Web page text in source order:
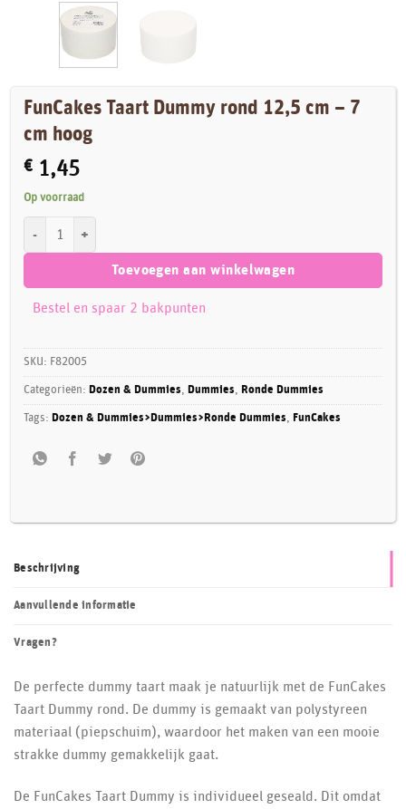
FunCakes Taart Dummy rond 12,5 cm – 7
cm hoog
€ 1,45
Op voorraad
Toevoegen aan winkelwagen
Bestel en spaar 2 bakpunten
SKU: F82005
Categorieën: Dozen & Dummies, Dummies, Ronde Dummies
Tags: Dozen & Dummies>Dummies>Ronde Dummies, FunCakes
Beschrijving
Aanvullende informatie
Vragen?
De perfecte dummy taart maak je natuurlijk met de FunCakes
Taart Dummy rond. De dummy is gemaakt van polystyreen
materiaal (piepschuim), waardoor het maken van een mooie
strakke dummy gemakkelijk gaat.
De FunCakes Taart Dummy is individueel geseald. Dit omdat